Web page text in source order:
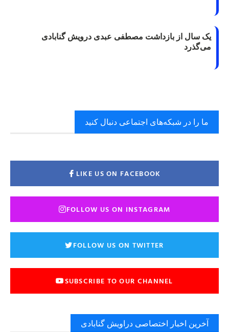
یک سال از بازداشت مصطفی عبدی درویش گنابادی
می‌گذرد
ما را در شبکه‌های اجتماعی دنبال کنید
LIKE US ON FACEBOOK
FOLLOW US ON INSTAGRAM
FOLLOW US ON TWITTER
SUBSCRIBE TO OUR CHANNEL
آخرین اخبار اختصاصی دراویش گنابادی